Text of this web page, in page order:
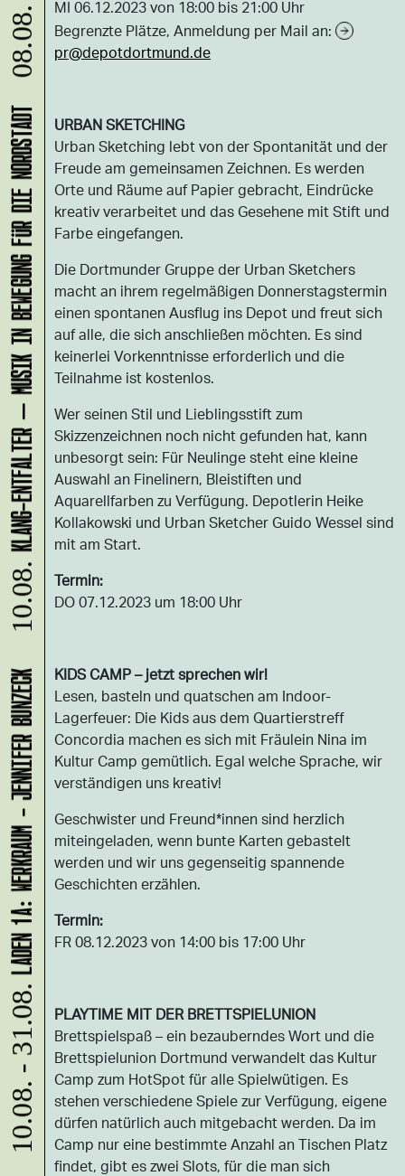
MI 06.12.2023 von 18:00 bis 21:00 Uhr
Begrenzte Plätze, Anmeldung per Mail an:
pr@depotdortmund.de
URBAN SKETCHING
Urban Sketching lebt von der Spontanität und der
Freude am gemeinsamen Zeichnen. Es werden
Orte und Räume auf Papier gebracht, Eindrücke
kreativ verarbeitet und das Gesehene mit Stift und
Farbe eingefangen.
Die Dortmunder Gruppe der Urban Sketchers
macht an ihrem regelmäßigen Donnerstagstermin
einen spontanen Ausflug ins Depot und freut sich
auf alle, die sich anschließen möchten. Es sind
keinerlei Vorkenntnisse erforderlich und die
Teilnahme ist kostenlos.
Wer seinen Stil und Lieblingsstift zum
Skizzenzeichnen noch nicht gefunden hat, kann
unbesorgt sein: Für Neulinge steht eine kleine
Auswahl an Finelinern, Bleistiften und
Aquarellfarben zu Verfügung. Depotlerin Heike
Kollakowski und Urban Sketcher Guido Wessel sind
mit am Start.
Termin:
DO 07.12.2023 um 18:00 Uhr
KIDS CAMP – jetzt sprechen wir!
Lesen, basteln und quatschen am Indoor-
Lagerfeuer: Die Kids aus dem Quartierstreff
Concordia machen es sich mit Fräulein Nina im
Kultur Camp gemütlich. Egal welche Sprache, wir
verständigen uns kreativ!
Geschwister und Freund*innen sind herzlich
miteingeladen, wenn bunte Karten gebastelt
werden und wir uns gegenseitig spannende
Geschichten erzählen.
Termin:
FR 08.12.2023 von 14:00 bis 17:00 Uhr
PLAYTIME MIT DER BRETTSPIELUNION
Brettspielspaß – ein bezauberndes Wort und die
Brettspielunion Dortmund verwandelt das Kultur
Camp zum HotSpot für alle Spielwütigen. Es
stehen verschiedene Spiele zur Verfügung, eigene
dürfen natürlich auch mitgebacht werden. Da im
Camp nur eine bestimmte Anzahl an Tischen Platz
findet, gibt es zwei Slots, für die man sich
10.08. - 31.08.
LADEN 1A: WERKRAUM - JENNIFER BUNZECK
10.08.
KLANG-ENTFALTER – MUSIK IN BEWEGUNG FÜR DIE NORDSTADT
08.08.